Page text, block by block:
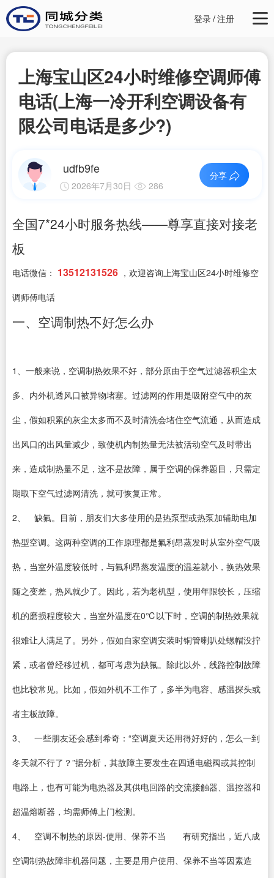
登录/注册
上海宝山区24小时维修空调师傅
电话(上海一冷开利空调设备有
限公司电话是多少?)
udfb9fe
2026年7月30日 286
分享
全国7*24小时服务热线——尊享直接对接老
板
电话微信： 13512131526 ，欢迎咨询上海宝山区24小时维修空
调师傅电话
一、空调制热不好怎么办
1、一般来说，空调制热效果不好，部分原由于空气过滤器积尘太
多、内外机透风口被异物堵塞。过滤网的作用是吸附空气中的灰
尘，假如积累的灰尘太多而不及时清洗会堵住空气流通，从而造成
出风口的出风量减少，致使机内制热量无法被活动空气及时带出
来，造成制热量不足，这不是故障，属于空调的保养题目，只需定
期取下空气过滤网清洗，就可恢复正常。
2、 缺氟。目前，朋友们大多使用的是热泵型或热泵加辅助电加
热型空调。这两种空调的工作原理都是氟利昂蒸发时从室外空气吸
热，当室外温度较低时，与氟利昂蒸发温度的温差就小，换热效果
随之变差，热风就少了。因此，若为老机型，使用年限较长，压缩
机的磨损程度较大，当室外温度在0℃以下时，空调的制热效果就
很难让人满足了。另外，假如自家空调安装时铜管喇叭处螺帽没拧
紧，或者曾经移过机，都可考虑为缺氟。除此以外，线路控制故障
也比较常见。比如，假如外机不工作了，多半为电容、感温探头或
者主板故障。
3、 一些朋友还会感到希奇：“空调夏天还用得好好的，怎么一到
冬天就不行了？”据分析，其故障主要发生在四通电磁阀或其控制
电路上，也有可能为电热器及其供电回路的交流接触器、温控器和
超温熔断器，均需师傅上门检测。
4、 空调不制热的原因-使用、保养不当 有研究指出，近八成
空调制热故障非机器问题，主要是用户使用、保养不当等因素造